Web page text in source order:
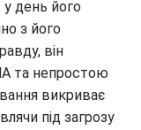
у день його
з його
він
та непростою
викриває
під загрозу